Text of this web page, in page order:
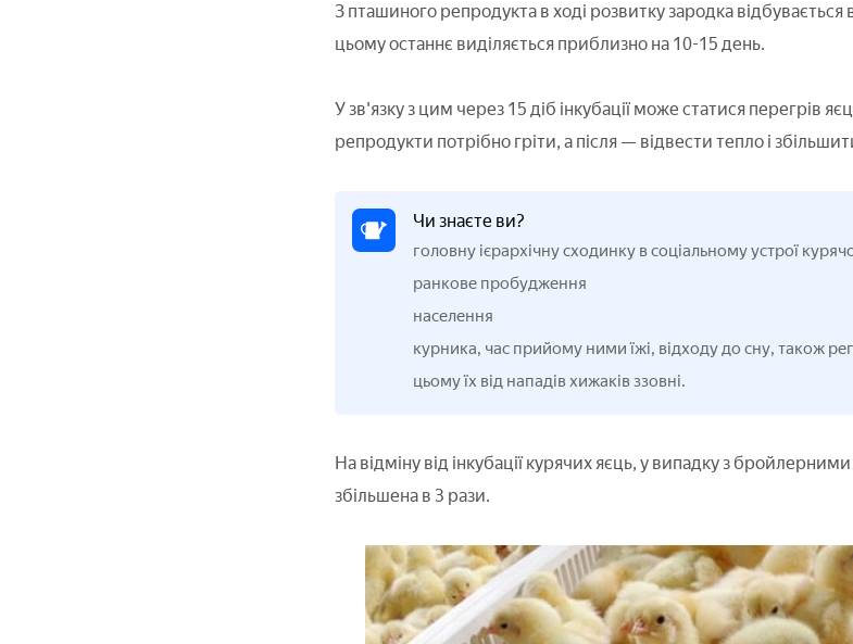
З пташиного репродукта в ході розвитку зародка відбувається
цьому останнє виділяється приблизно на 10-15 день.
У зв'язку з цим через 15 діб інкубації може статися перегрів
репродукти потрібно гріти, а після — відвести тепло і
Чи знаєте ви?
головну ієрархічну сходинку в соціальному устрої
ранкове пробудження
населення
курника, час прийому ними їжі, відходу до сну, також
цьому їх від нападів хижаків ззовні.
На відміну від інкубації курячих яєць, у випадку з
збільшена в 3 рази.